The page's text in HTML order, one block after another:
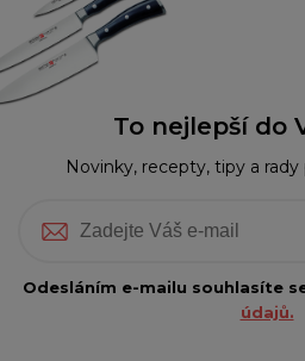
To nejlepší do
Novinky, recepty, tipy a
Odesláním e-mailu souhlasíte
údajů.